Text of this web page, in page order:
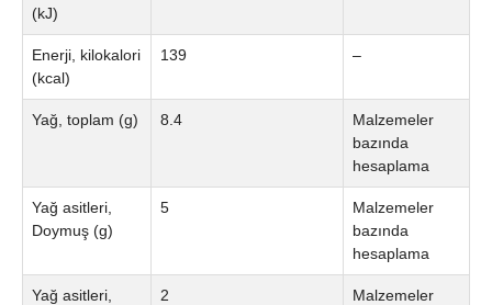
(kJ)
Enerji, kilokalori
(kcal)
139 –
Yağ, toplam (g) 8.4
Malzemeler
bazında
hesaplama
Yağ asitleri,
Doymuş (g)
5
Malzemeler
bazında
hesaplama
Yağ asitleri,
2
Malzemeler